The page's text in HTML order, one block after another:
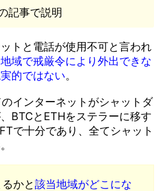
記事で説明
トと電話が使用不可と言われ
域で戒厳令により外出できな
的ではない。
インターネットがシャットダ
BTCとETHをステラーに移す
で十分であり、全てシャット
かと該当地域がどこにな